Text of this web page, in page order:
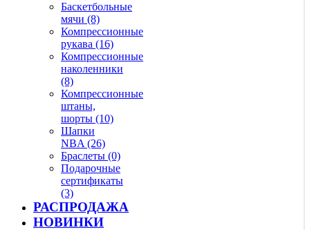
Баскетбольные
мячи (8)
Компрессионные
рукава (16)
Компрессионные
наколенники
(8)
Компрессионные
штаны,
шорты (10)
Шапки
NBA (26)
Браслеты (0)
Подарочные
сертификаты
(3)
РАСПРОДАЖА
НОВИНКИ